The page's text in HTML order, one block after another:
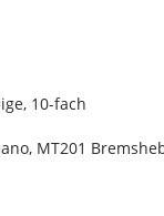
10-fach
MT201